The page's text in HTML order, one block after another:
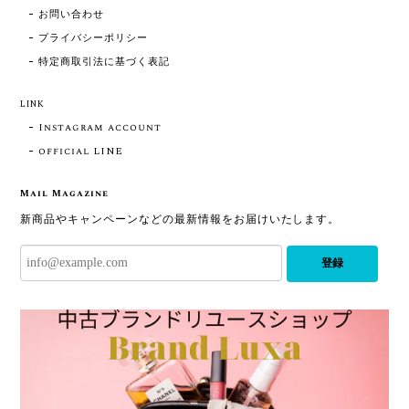
お問い合わせ
プライバシーポリシー
特定商取引法に基づく表記
LINK
Instagram account
official LINE
Mail Magazine
新商品やキャンペーンなどの最新情報をお届けいたします。
登録